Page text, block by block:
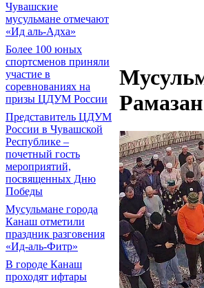
Чувашские
мусульмане отмечают
«Ид аль-Адха»
Более 100 юных
спортсменов приняли
участие в
соревнованиях на
призы ЦДУМ России
Представитель ЦДУМ
России в Чувашской
Республике –
почетный гость
мероприятий,
посвященных Дню
Победы
Мусульмане города
Канаш отметили
праздник разговения
«Ид-аль-Фитр»
В городе Канаш
проходят ифтары
Рамазан